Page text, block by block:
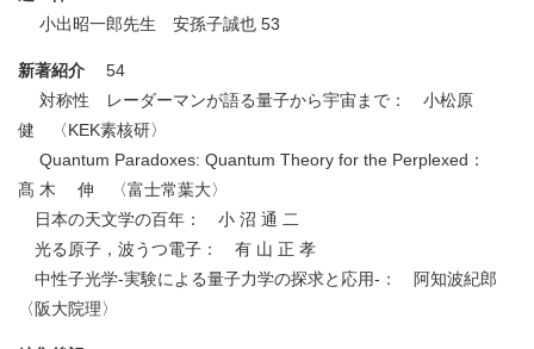
小出昭一郎先生 安孫子誠也 53
新著紹介 54
対称性 レーダーマンが語る量子から宇宙まで： 小松原
健 〈KEK素核研〉
Quantum Paradoxes: Quantum Theory for the Perplexed：
髙 木 伸 〈富士常葉大〉
日本の天文学の百年： 小 沼 通 二
光る原子，波うつ電子： 有 山 正 孝
中性子光学-実験による量子力学の探求と応用-： 阿知波紀郎
〈阪大院理〉